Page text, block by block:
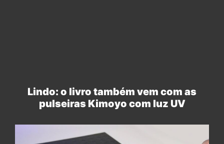
Lindo: o livro também vem com as
pulseiras Kimoyo com luz UV